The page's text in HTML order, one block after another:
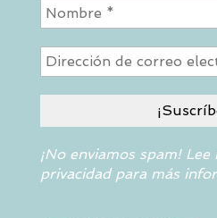
¡No enviamos spam! Lee
privacidadpara más